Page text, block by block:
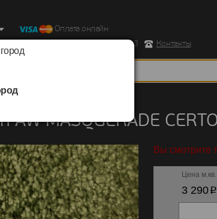
Оплата онлайн
Ул. Республиканская д.43 корпус 3
Контакты
AW MASQUERADE
Вы смотрите
Цена м.кв.
3 290p